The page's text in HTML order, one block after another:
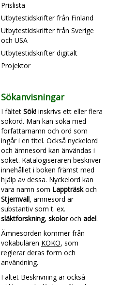
Prislista
Utbytestidskrifter från Finland
Utbytestidskrifter från Sverige
och USA
Utbytestidskrifter digitalt
Projektor
Sökanvisningar
I fältet Sök! inskrivs ett eller flera
sökord. Man kan söka med
författarnamn och ord som
ingår i en titel. Också nyckelord
och ämnesord kan änvändas i
söket. Katalogiseraren beskriver
innehållet i boken främst med
hjälp av dessa. Nyckelord kan
vara namn som Lappträskoch
Stjernvall, ämnesord är
substantiv som t. ex.
släktforskning, skoloroch adel.
Ämnesorden kommer från
vokabulären KOKO, som
reglerar deras form och
användning.
Fältet Beskrivning är också